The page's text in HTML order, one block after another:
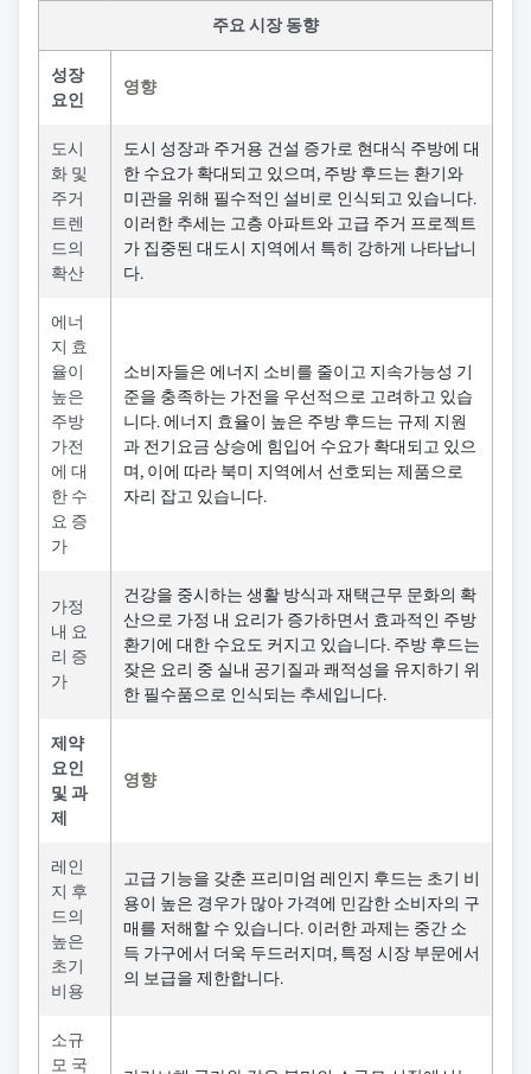
주요 시장 동향
성장
요인
영향
도시
화 및
주거
트렌
드의
확산
도시 성장과 주거용 건설 증가로 현대식 주방에 대
한 수요가 확대되고 있으며, 주방 후드는 환기와
미관을 위해 필수적인 설비로 인식되고 있습니다.
이러한 추세는 고층 아파트와 고급 주거 프로젝트
가 집중된 대도시 지역에서 특히 강하게 나타납니
다.
에너
지 효
율이
높은
주방
가전
에 대
한 수
요 증
가
소비자들은 에너지 소비를 줄이고 지속가능성 기
준을 충족하는 가전을 우선적으로 고려하고 있습
니다. 에너지 효율이 높은 주방 후드는 규제 지원
과 전기요금 상승에 힘입어 수요가 확대되고 있으
며, 이에 따라 북미 지역에서 선호되는 제품으로
자리 잡고 있습니다.
가정
내 요
리 증
가
건강을 중시하는 생활 방식과 재택근무 문화의 확
산으로 가정 내 요리가 증가하면서 효과적인 주방
환기에 대한 수요도 커지고 있습니다. 주방 후드는
잦은 요리 중 실내 공기질과 쾌적성을 유지하기 위
한 필수품으로 인식되는 추세입니다.
제약
요인
및 과
제
영향
레인
지 후
드의
높은
초기
비용
고급 기능을 갖춘 프리미엄 레인지 후드는 초기 비
용이 높은 경우가 많아 가격에 민감한 소비자의 구
매를 저해할 수 있습니다. 이러한 과제는 중간 소
득 가구에서 더욱 두드러지며, 특정 시장 부문에서
의 보급을 제한합니다.
소규
모 국